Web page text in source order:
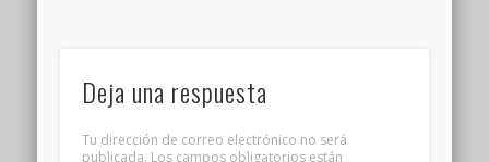
Deja una respuesta
Tu dirección de correo electrónico no será
publicada. Los campos obligatorios están